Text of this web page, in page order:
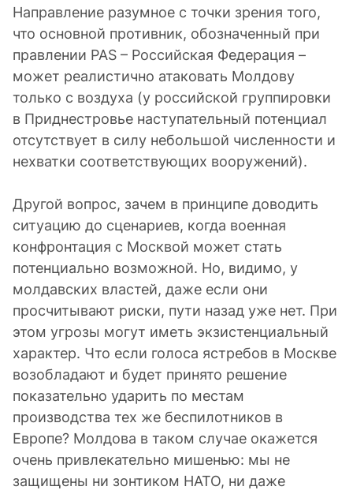
Направление разумное с точки зрения того,
что основной противник, обозначенный при
правлении PAS – Российская Федерация –
может реалистично атаковать Молдову
только с воздуха (у российской группировки
в Приднестровье наступательный потенциал
отсутствует в силу небольшой численности и
нехватки соответствующих вооружений).
Другой вопрос, зачем в принципе доводить
ситуацию до сценариев, когда военная
конфронтация с Москвой может стать
потенциально возможной. Но, видимо, у
молдавских властей, даже если они
просчитывают риски, пути назад уже нет. При
этом угрозы могут иметь экзистенциальный
характер. Что если голоса ястребов в Москве
возобладают и будет принято решение
показательно ударить по местам
производства тех же беспилотников в
Европе? Молдова в таком случае окажется
очень привлекательно мишенью: мы не
защищены ни зонтиком НАТО, ни даже